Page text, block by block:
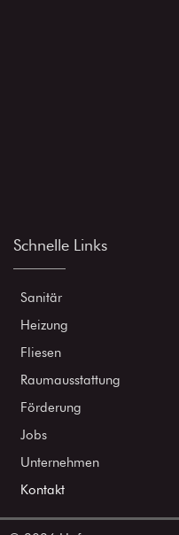
Schnelle Links
Sanitär
Heizung
Fliesen
Raumausstattung
Förderung
Jobs
Unternehmen
Kontakt